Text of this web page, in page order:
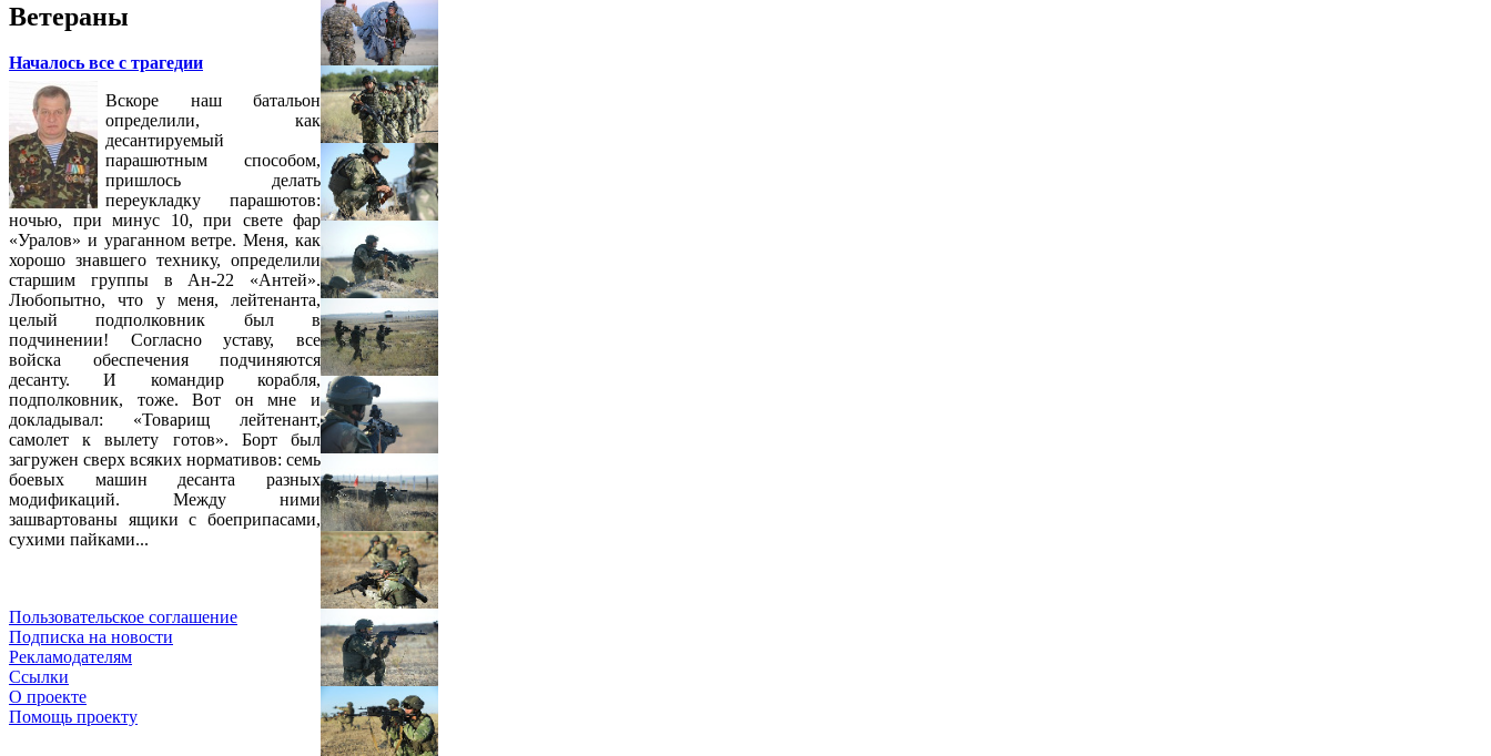
Ветераны
Началось все с трагедии
Вскоре наш батальон
определили, как
десантируемый
парашютным способом,
пришлось делать
переукладку парашютов:
ночью, при минус 10, при свете фар
«Уралов» и ураганном ветре. Меня, как
хорошо знавшего технику, определили
старшим группы в Ан-22 «Антей».
Любопытно, что у меня, лейтенанта,
целый подполковник был в
подчинении! Согласно уставу, все
войска обеспечения подчиняются
десанту. И командир корабля,
подполковник, тоже. Вот он мне и
докладывал: «Товарищ лейтенант,
самолет к вылету готов». Борт был
загружен сверх всяких нормативов: семь
боевых машин десанта разных
модификаций. Между ними
зашвартованы ящики с боеприпасами,
сухими пайками...
Пользовательское соглашение
Подписка на новости
Рекламодателям
Ссылки
О проекте
Помощь проекту